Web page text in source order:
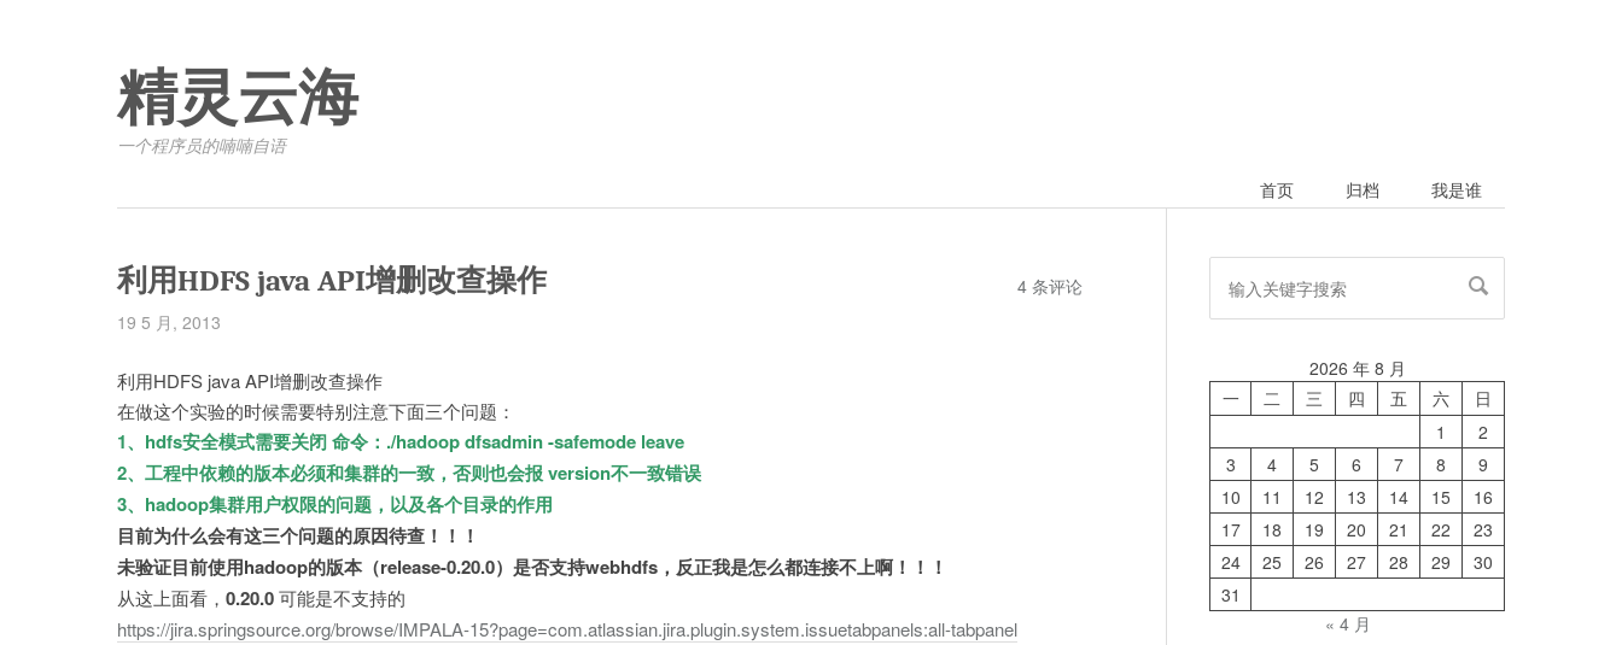
精灵云海
一个程序员的喃喃自语
首页
归档 我是谁
利用HDFS java API增删改查操作
19 5 月, 2013
4 条评论
利用HDFS java API增删改查操作
在做这个实验的时候需要特别注意下面三个问题：
1、hdfs安全模式需要关闭 命令：./hadoop dfsadmin -safemode leave
2、工程中依赖的版本必须和集群的一致，否则也会报 version不一致错误
3、hadoop集群用户权限的问题，以及各个目录的作用
目前为什么会有这三个问题的原因待查！！！
未验证目前使用hadoop的版本（release-0.20.0）是否支持webhdfs，反正我是怎么都连接不上啊！！！
从这上面看， 0.20.0可能是不支持的
https://jira.springsource.org/browse/IMPALA-15?page=com.atlassian.jira.plugin.system.issuetabpanels:all-tabpanel
2026 年 8 月
一
二 三 四 五 六
日
1
2
3
4 5 6 7 8
9
10
11 12 13 14 15
16
17
18 19 20 21 22
23
24
25 26 27 28 29
30
31
« 4 月